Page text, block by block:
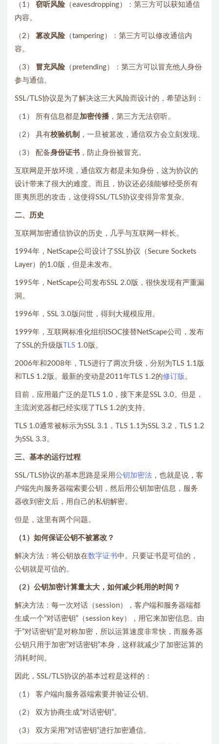
（1） 窃听风险 （eavesdropping）：第三方可以获知通信
内容。
（2） 篡改风险 （tampering）：第三方可以修改通信内
容。
（3） 冒充风险 （pretending）：第三方可以冒充他人身份
参与通信。
SSL/TLS协议是为了解决这三大风险而设计的，希望达到：
（1） 所有信息都是加密传播 ，第三方无法窃听。
（2） 具有校验机制 ，一旦被篡改，通信双方会立刻发现。
（3） 配备身份证书 ，防止身份被冒充。
互联网是开放环境，通信双方都是未知身份，这为协议的
设计带来了很大的难度。而且，协议还必须能够经受所有
匪夷所思的攻击，这使得SSL/TLS协议变得异常复杂。
二、历史
互联网加密通信协议的历史，几乎与互联网一样长。
1994年，NetScape公司设计了SSL协议（Secure Sockets
Layer）的1.0版，但是未发布。
1995年，NetScape公司发布SSL 2.0版，很快发现有严重漏
洞。
1996年，SSL 3.0版问世，得到大规模应用。
1999年，互联网标准化组织ISOC接替NetScape公司，发布
了SSL的升级版TLS 1.0版。
2006年和2008年，TLS进行了两次升级，分别为TLS 1.1版
和TLS 1.2版。最新的变动是2011年TLS 1.2的修订版 。
目前，应用最广泛的是TLS 1.0，接下来是SSL 3.0。但是，
主流浏览器都已经实现了TLS 1.2的支持。
TLS 1.0通常被标示为SSL 3.1，TLS 1.1为SSL 3.2，TLS 1.2
为SSL 3.3。
三、基本的运行过程
SSL/TLS协议的基本思路是采用公钥加密法 ，也就是说，客
户端先向服务器端索要公钥，然后用公钥加密信息，服务
器收到密文后，用自己的私钥解密。
但是，这里有两个问题。
（1）如何保证公钥不被篡改？
解决方法：将公钥放在数字证书中。只要证书是可信的，
公钥就是可信的。
（2）公钥加密计算量太大，如何减少耗用的时间？
解决方法：每一次对话（session），客户端和服务器端都
生成一个”对话密钥”（session key），用它来加密信息。由
于”对话密钥”是对称加密，所以运算速度非常快，而服务器
公钥只用于加密”对话密钥”本身，这样就减少了加密运算的
消耗时间。
因此，SSL/TLS协议的基本过程是这样的：
（1） 客户端向服务器端索要并验证公钥。
（2） 双方协商生成”对话密钥”。
（3） 双方采用”对话密钥”进行加密通信。